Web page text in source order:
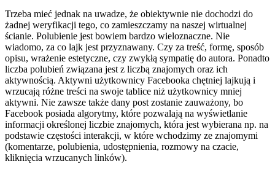
Trzeba mieć jednak na uwadze, że obiektywnie nie dochodzi do
żadnej weryfikacji tego, co zamieszczamy na naszej wirtualnej
ścianie. Polubienie jest bowiem bardzo wieloznaczne. Nie
wiadomo, za co lajk jest przyznawany. Czy za treść, formę, sposób
opisu, wrażenie estetyczne, czy zwykłą sympatię do autora. Ponadto
liczba polubień związana jest z liczbą znajomych oraz ich
aktywnością. Aktywni użytkownicy Facebooka chętniej lajkują i
wrzucają różne treści na swoje tablice niż użytkownicy mniej
aktywni. Nie zawsze także dany post zostanie zauważony, bo
Facebook posiada algorytmy, które pozwalają na wyświetlanie
informacji określonej liczbie znajomych, która jest wybierana np. na
podstawie częstości interakcji, w które wchodzimy ze znajomymi
(komentarze, polubienia, udostępnienia, rozmowy na czacie,
kliknięcia wrzucanych linków).